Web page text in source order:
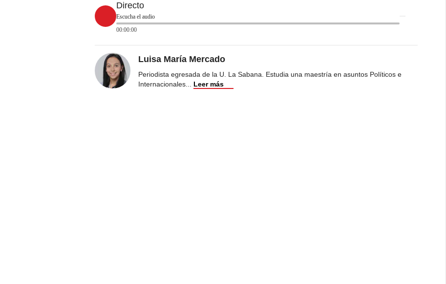
Directo
Escucha el audio
00:00:00
Luisa María Mercado
Periodista egresada de la U. La Sabana. Estudia una maestría en asuntos Políticos e
Internacionales... Leer más